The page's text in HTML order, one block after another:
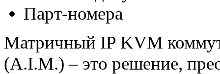
Парт-номера
Матричный IP KVM
(A.I.M.) – это решение,